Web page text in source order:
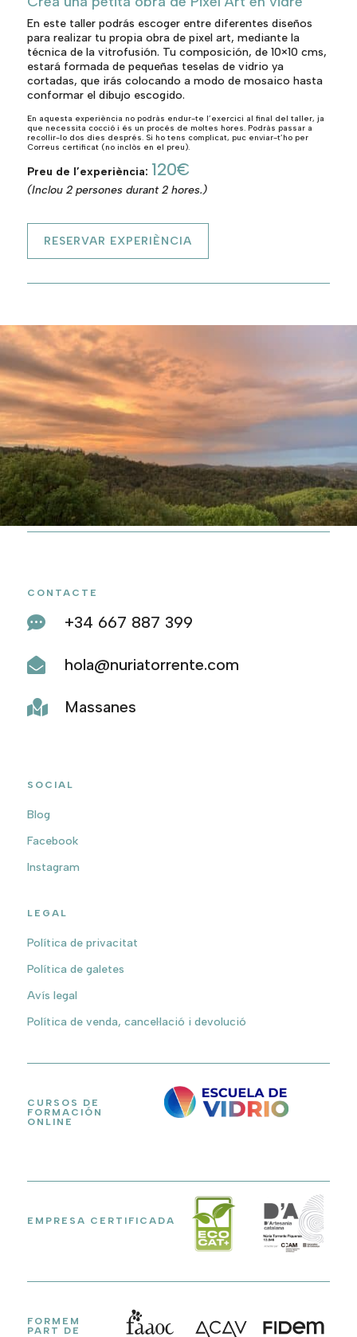
En este taller podrás escoger entre diferentes diseños
para realizar tu propia obra de pixel art, mediante la
técnica de la vitrofusión. Tu composición, de 10×10 cms,
estará formada de pequeñas teselas de vidrio ya
cortadas, que irás colocando a modo de mosaico hasta
conformar el dibujo escogido.
En aquesta experiència no podràs endur-te l’exercici al final del taller, ja
que necessita cocció i és un procés de moltes hores. Podràs passar a
recollir-lo dos dies després. Si ho tens complicat, puc enviar-t’ho per
Correus certificat (no inclòs en el preu).
Preu de l’experiència: 120€
(Inclou 2 persones durant 2 hores.)
RESERVAR EXPERIÈNCIA
CONTACTE
 +34 667 887 399
 hola@nuriatorrente.com
 Massanes
SOCIAL
Blog
Facebook
Instagram
LEGAL
Política de privacitat
Política de galetes
Avís legal
Política de venda, cancel·lació i devolució
CURSOS DE
FORMACIÓN
ONLINE
EMPRESA CERTIFICADA
FORMEM
PART DE